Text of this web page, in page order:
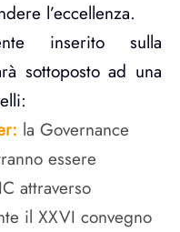
l’eccellenza.
inserito sulla
sottoposto ad una
la Governance
essere
attraverso
il XXVI convegno